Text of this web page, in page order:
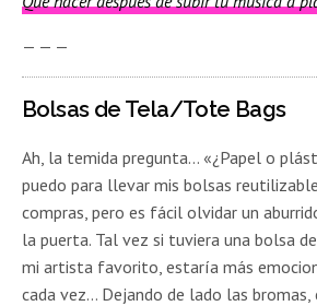
— — —
Bolsas de Tela/Tote Bags
Ah, la temida pregunta… «¿Papel o
puedo para llevar mis bolsas
compras, pero es fácil olvidar un
la puerta. Tal vez si tuviera una bolsa
mi artista favorito, estaría más
cada vez… Dejando de lado las bromas,